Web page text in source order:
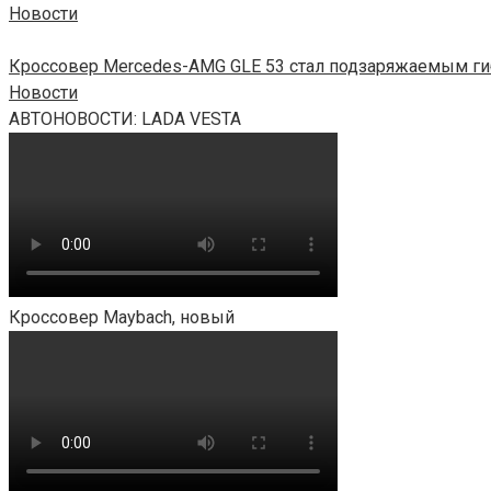
Новости
Кроссовер Mercedes-AMG GLE 53 стал подзаряжаемым
Новости
АВТОНОВОСТИ: LADA VESTA
Кроссовер Maybach, новый